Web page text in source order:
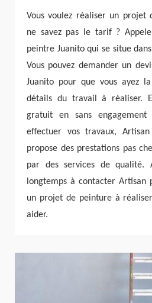
Vous voulez réaliser un projet
ne savez pas le tarif ?
peintre Juanito qui se situe
Vous pouvez demander un
Juanito pour que vous ayez
détails du travail à réaliser.
gratuit en sans
effectuer vos travaux,
propose des prestations pas
par des services de qualité.
longtemps à contacter Artisan
un projet de peinture à
aider.